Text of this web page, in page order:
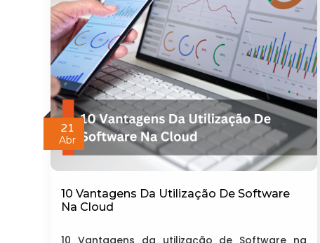
21
Abr
10 Vantagens Da Utilização De Software
Na Cloud
10 Vantagens da utilização de Software na